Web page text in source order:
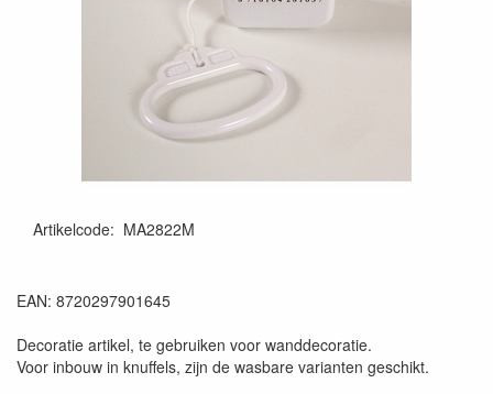
Artikelcode: MA2822M
EAN: 8720297901645
Decoratie artikel, te gebruiken voor wanddecoratie.
Voor inbouw in knuffels, zijn de wasbare varianten geschikt.